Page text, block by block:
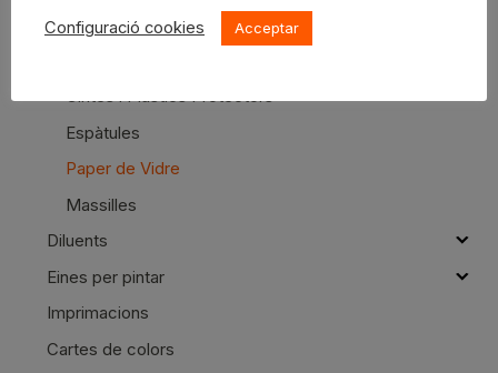
Neteja
Cintes i Plàstics Protectors
Espàtules
Paper de Vidre
Massilles
Diluents
Eines per pintar
Imprimacions
Cartes de colors
Configuració cookies Acceptar